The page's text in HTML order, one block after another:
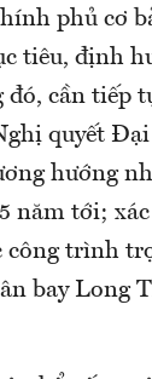
phủ cơ
tiêu, định
cần tiếp
quyết
hướng
năm tới;
công trình
bay Long